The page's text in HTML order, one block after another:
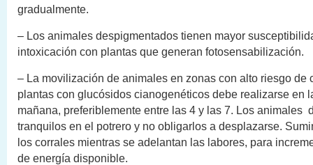
gradualmente.
– Los animales despigmentados tienen mayor
intoxicación con plantas que generan fotosensabilización.
– La movilización de animales en zonas con alto riesgo de
plantas con glucósidos cianogenéticos debe realizarse en
mañana, preferiblemente entre las 4 y las 7. Los animales
tranquilos en el potrero y no obligarlos a desplazarse.
los corrales mientras se adelantan las labores, para
de energía disponible.